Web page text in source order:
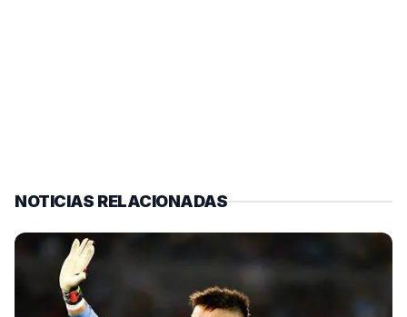
NOTICIAS RELACIONADAS